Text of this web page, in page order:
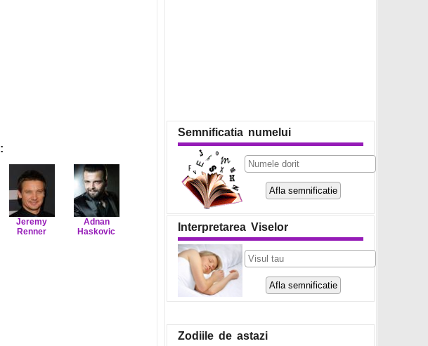
:
Jeremy
Renner
Adnan
Haskovic
Semnificatia numelui
Interpretarea Viselor
Zodiile de astazi